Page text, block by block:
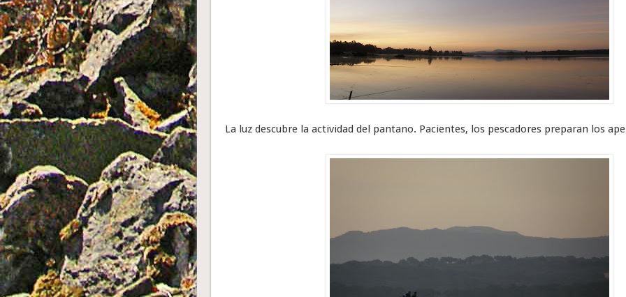
La luz descubre la actividad del pantano. Pacientes, los pescadores preparan los